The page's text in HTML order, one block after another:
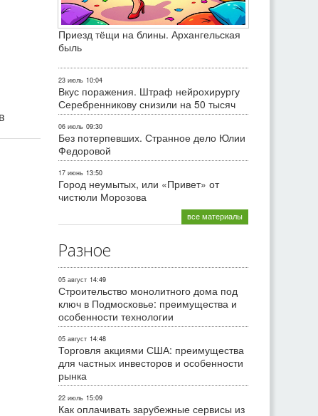
Приезд тёщи на блины. Архангельская
быль
23 июль 10:04
Вкус поражения. Штраф нейрохирургу
Серебренникову снизили на 50 тысяч
06 июль 09:30
Без потерпевших. Странное дело Юлии
Федоровой
17 июнь 13:50
Город неумытых, или «Привет» от
чистюли Морозова
все материалы
Разное
05 август 14:49
Строительство монолитного дома под
ключ в Подмосковье: преимущества и
особенности технологии
05 август 14:48
Торговля акциями США: преимущества
для частных инвесторов и особенности
рынка
22 июль 15:09
Как оплачивать зарубежные сервисы из